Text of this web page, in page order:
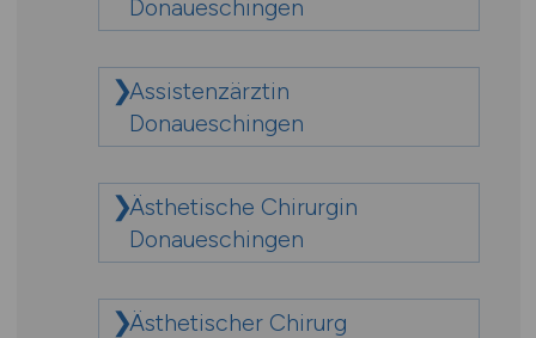
Donaueschingen
Assistenzärztin
Donaueschingen
Ästhetische Chirurgin
Donaueschingen
Ästhetischer Chirurg